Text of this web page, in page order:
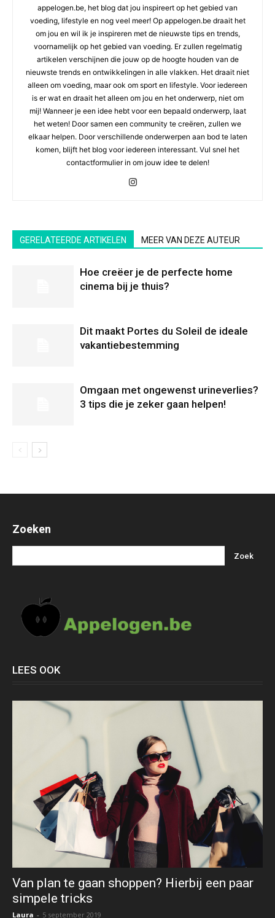
appelogen.be, het blog dat jou inspireert op het gebied van
voeding, lifestyle en nog veel meer! Op appelogen.be draait het
om jou en wil ik je inspireren met de nieuwste tips en trends,
voornamelijk op het gebied van voeding. Er zullen regelmatig
artikelen verschijnen die jouw op de hoogte houden van de
nieuwste trends en ontwikkelingen in alle vlakken. Het draait niet
alleen om voeding, maar ook om sport en lifestyle. Voor iedereen
is er wat en draait het alleen om jou en het onderwerp, niet om
mij! Wanneer je een idee hebt voor een bepaald onderwerp, laat
het weten! Door samen een community te creëren, zullen we
elkaar helpen. Door verschillende onderwerpen aan bod te laten
komen, blijft het blog voor iedereen interessant. Vul snel het
contactformulier in om jouw idee te delen!
GERELATEERDE ARTIKELEN MEER VAN DEZE AUTEUR
Hoe creëer je de perfecte home
cinema bij je thuis?
Dit maakt Portes du Soleil de ideale
vakantiebestemming
Omgaan met ongewenst urineverlies?
3 tips die je zeker gaan helpen!
Zoeken
LEES OOK
Van plan te gaan shoppen? Hierbij een paar
simpele tricks
Laura - 5 september 2019